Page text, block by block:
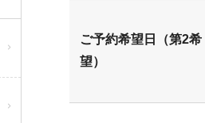
ご予約希望日（第2希
望）